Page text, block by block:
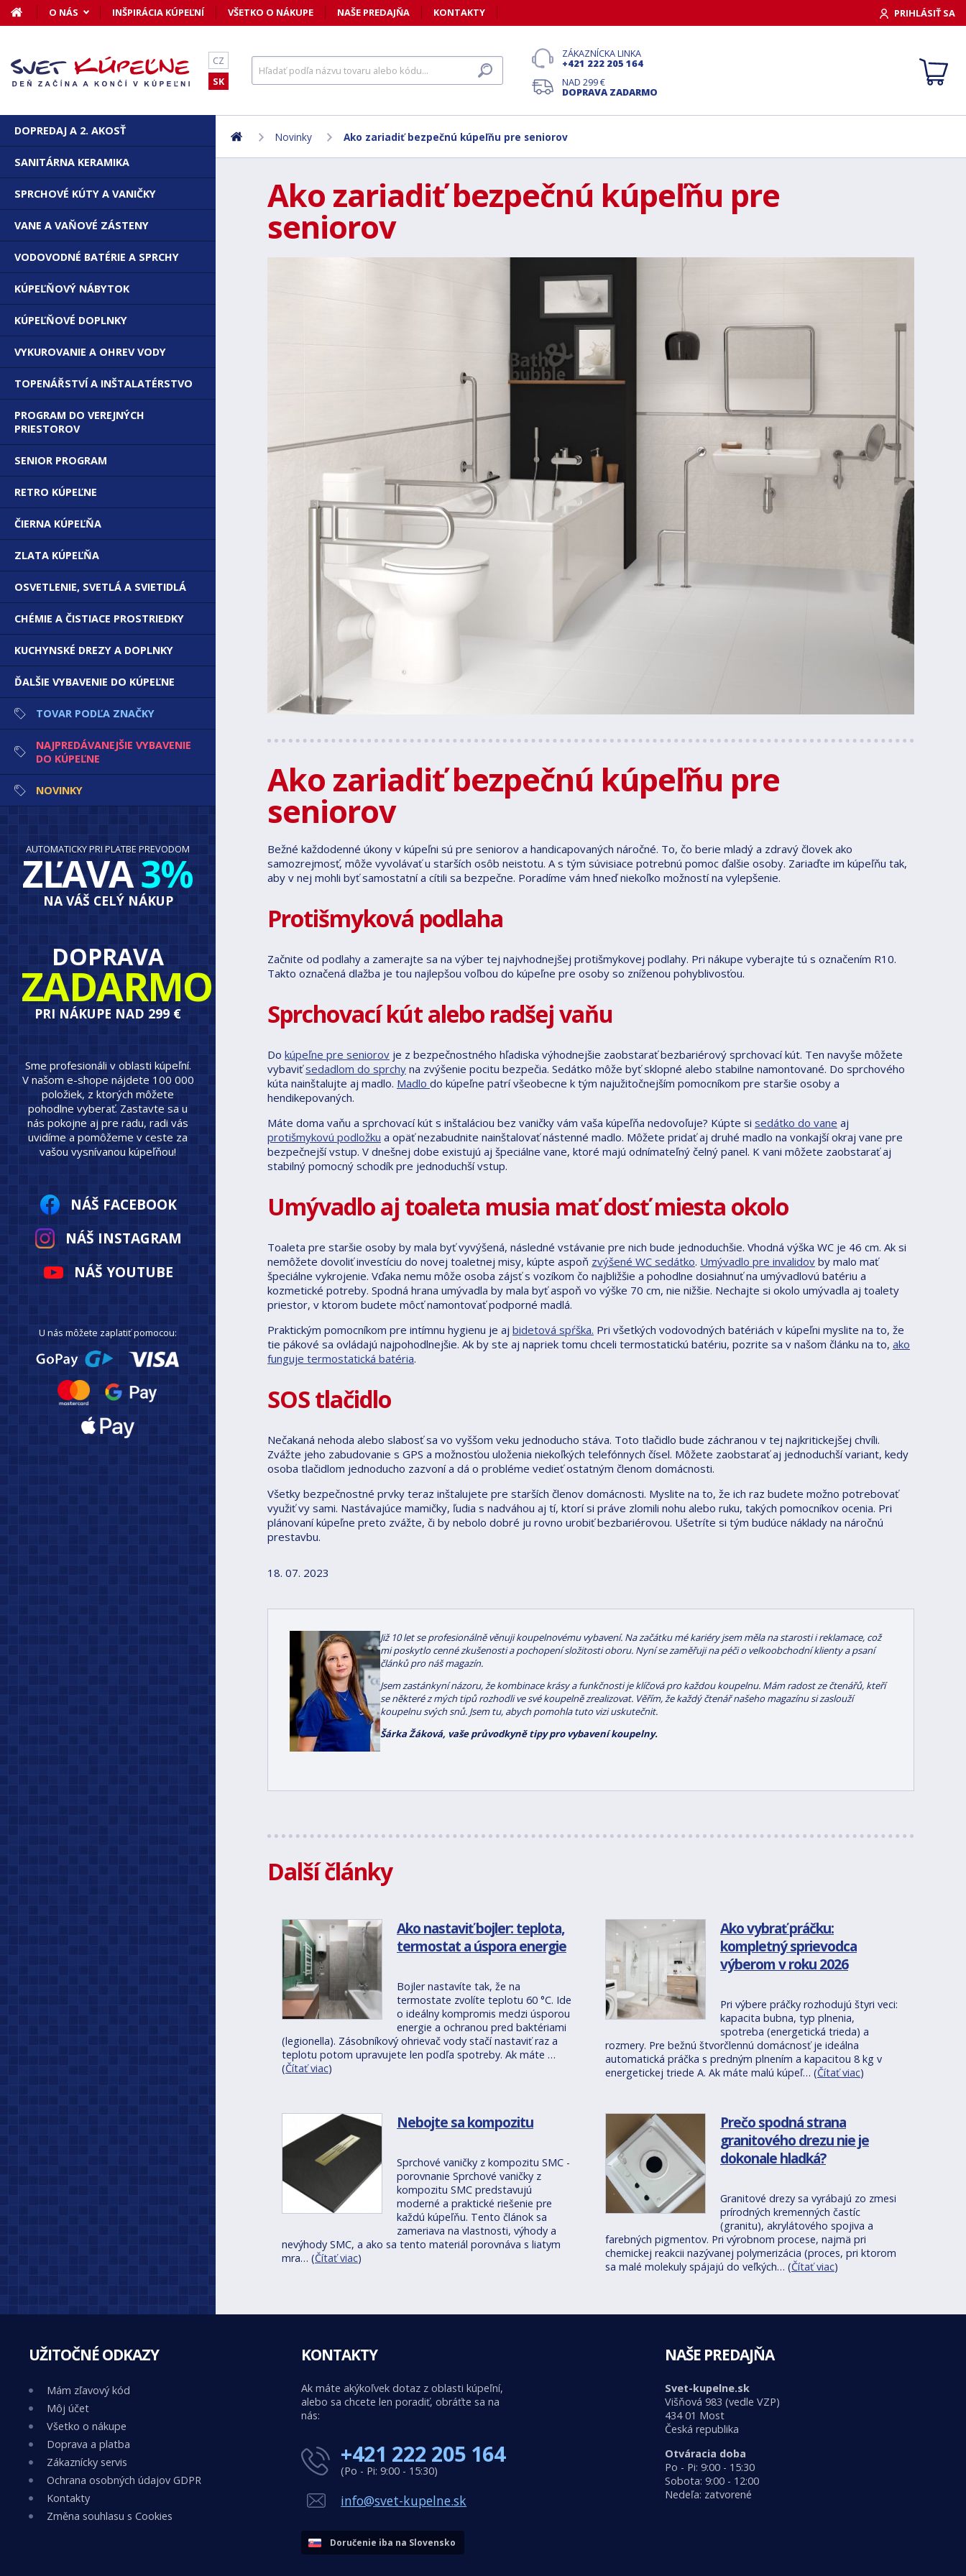
O NÁS INŠPIRÁCIA KÚPEĽNÍ VŠETKO O NÁKUPE NAŠE PREDAJŇA KONTAKTY PRIHLÁSIŤ SA
CZ
SK
ZÁKAZNÍCKA LINKA
+421 222 205 164
NAD 299 €
DOPRAVA ZADARMO
Novinky Ako zariadiť bezpečnú kúpeľňu pre seniorov
Ako zariadiť bezpečnú kúpeľňu pre
seniorov
Ako zariadiť bezpečnú kúpeľňu pre
seniorov
Bežné každodenné úkony v kúpeľni sú pre seniorov a handicapovaných náročné. To, čo berie mladý a zdravý človek ako
samozrejmosť, môže vyvolávať u starších osôb neistotu. A s tým súvisiace potrebnú pomoc ďalšie osoby. Zariaďte im kúpeľňu tak,
aby v nej mohli byť samostatní a cítili sa bezpečne. Poradíme vám hneď niekoľko možností na vylepšenie.
Protišmyková podlaha
Začnite od podlahy a zamerajte sa na výber tej najvhodnejšej protišmykovej podlahy. Pri nákupe vyberajte tú s označením R10.
Takto označená dlažba je tou najlepšou voľbou do kúpeľne pre osoby so zníženou pohyblivosťou.
Sprchovací kút alebo radšej vaňu
Do kúpeľne pre seniorov je z bezpečnostného hľadiska výhodnejšie zaobstarať bezbariérový sprchovací kút. Ten navyše môžete
vybaviťsedadlom do sprchy na zvýšenie pocitu bezpečia. Sedátko môže byť sklopné alebo stabilne namontované. Do sprchového
kúta nainštalujte aj madlo. Madlo do kúpeľne patrí všeobecne k tým najužitočnejším pomocníkom pre staršie osoby a
hendikepovaných.
Máte doma vaňu a sprchovací kút s inštaláciou bez vaničky vám vaša kúpeľňa nedovoľuje? Kúpte si sedátko do vane aj
protišmykovú podložku a opäť nezabudnite nainštalovať nástenné madlo. Môžete pridať aj druhé madlo na vonkajší okraj vane pre
bezpečnejší vstup. V dnešnej dobe existujú aj špeciálne vane, ktoré majú odnímateľný čelný panel. K vani môžete zaobstarať aj
stabilný pomocný schodík pre jednoduchší vstup.
Umývadlo aj toaleta musia mať dosť miesta okolo
Toaleta pre staršie osoby by mala byť vyvýšená, následné vstávanie pre nich bude jednoduchšie. Vhodná výška WC je 46 cm. Ak si
nemôžete dovoliť investíciu do novej toaletnej misy, kúpte aspoň zvýšené WC sedátko. Umývadlo pre invalidov by malo mať
špeciálne vykrojenie. Vďaka nemu môže osoba zájsť s vozíkom čo najbližšie a pohodlne dosiahnuť na umývadlovú batériu a
kozmetické potreby. Spodná hrana umývadla by mala byť aspoň vo výške 70 cm, nie nižšie. Nechajte si okolo umývadla aj toalety
priestor, v ktorom budete môcť namontovať podporné madlá.
Praktickým pomocníkom pre intímnu hygienu je aj bidetová spŕška. Pri všetkých vodovodných batériách v kúpeľni myslite na to, že
tie pákové sa ovládajú najpohodlnejšie. Ak by ste aj napriek tomu chceli termostatickú batériu, pozrite sa v našom článku na to, ako
funguje termostatická batéria.
SOS tlačidlo
Nečakaná nehoda alebo slabosť sa vo vyššom veku jednoducho stáva. Toto tlačidlo bude záchranou v tej najkritickejšej chvíli.
Zvážte jeho zabudovanie s GPS a možnosťou uloženia niekoľkých telefónnych čísel. Môžete zaobstarať aj jednoduchší variant, kedy
osoba tlačidlom jednoducho zazvoní a dá o probléme vedieť ostatným členom domácnosti.
Všetky bezpečnostné prvky teraz inštalujete pre starších členov domácnosti. Myslite na to, že ich raz budete možno potrebovať
využiť vy sami. Nastávajúce mamičky, ľudia s nadváhou aj tí, ktorí si práve zlomili nohu alebo ruku, takých pomocníkov ocenia. Pri
plánovaní kúpeľne preto zvážte, či by nebolo dobré ju rovno urobiť bezbariérovou. Ušetríte si tým budúce náklady na náročnú
prestavbu.
18. 07. 2023
Již 10 let se profesionálně věnuji koupelnovému vybavení. Na začátku mé kariéry jsem měla na starosti i reklamace, což
mi poskytlo cenné zkušenosti a pochopení složitosti oboru. Nyní se zaměřuji na péči o velkoobchodní klienty a psaní
článků pro náš magazín.
Jsem zastánkyní názoru, že kombinace krásy a funkčnosti je klíčová pro každou koupelnu. Mám radost ze čtenářů, kteří
se některé z mých tipů rozhodli ve své koupelně zrealizovat. Věřím, že každý čtenář našeho magazínu si zaslouží
koupelnu svých snů. Jsem tu, abych pomohla tuto vizi uskutečnit.
Šárka Žáková, vaše průvodkyně tipy pro vybavení koupelny.
Další články
Ako nastaviť bojler: teplota,
termostat a úspora energie
Bojler nastavíte tak, že na
termostate zvolíte teplotu 60 °C. Ide
o ideálny kompromis medzi úsporou
energie a ochranou pred baktériami
(legionella). Zásobníkový ohrievač vody stačí nastaviť raz a
teplotu potom upravujete len podľa spotreby. Ak máte …
(Čítať viac)
Ako vybrať práčku:
kompletný sprievodca
výberom v roku 2026
Pri výbere práčky rozhodujú štyri veci:
kapacita bubna, typ plnenia,
spotreba (energetická trieda) a
rozmery. Pre bežnú štvorčlennú domácnosť je ideálna
automatická práčka s predným plnením a kapacitou 8 kg v
energetickej triede A. Ak máte malú kúpeľ… (Čítať viac)
Nebojte sa kompozitu
Sprchové vaničky z kompozitu SMC -
porovnanie Sprchové vaničky z
kompozitu SMC predstavujú
moderné a praktické riešenie pre
každú kúpeľňu. Tento článok sa
zameriava na vlastnosti, výhody a
nevýhody SMC, a ako sa tento materiál porovnáva s liatym
mra… (Čítať viac)
Prečo spodná strana
granitového drezu nie je
dokonale hladká?
Granitové drezy sa vyrábajú zo zmesi
prírodných kremenných častíc
(granitu), akrylátového spojiva a
farebných pigmentov. Pri výrobnom procese, najmä pri
chemickej reakcii nazývanej polymerizácia (proces, pri ktorom
sa malé molekuly spájajú do veľkých… (Čítať viac)
DOPREDAJ A 2. AKOSŤ
SANITÁRNA KERAMIKA
SPRCHOVÉ KÚTY A VANIČKY
VANE A VAŇOVÉ ZÁSTENY
VODOVODNÉ BATÉRIE A SPRCHY
KÚPEĽŇOVÝ NÁBYTOK
KÚPEĽŇOVÉ DOPLNKY
VYKUROVANIE A OHREV VODY
TOPENÁŘSTVÍ A INŠTALATÉRSTVO
PROGRAM DO VEREJNÝCH
PRIESTOROV
SENIOR PROGRAM
RETRO KÚPEĽNE
ČIERNA KÚPEĽŇA
ZLATA KÚPEĽŇA
OSVETLENIE, SVETLÁ A SVIETIDLÁ
CHÉMIE A ČISTIACE PROSTRIEDKY
KUCHYNSKÉ DREZY A DOPLNKY
ĎALŠIE VYBAVENIE DO KÚPEĽNE
TOVAR PODĽA ZNAČKY
NAJPREDÁVANEJŠIE VYBAVENIE
DO KÚPEĽNE
NOVINKY
AUTOMATICKY PRI PLATBE PREVODOM
ZĽAVA3%
NA VÁŠ CELÝ NÁKUP
DOPRAVA
ZADARMO
PRI NÁKUPE NAD 299 €
Sme profesionáli v oblasti kúpeľní.
V našom e-shope nájdete 100 000
položiek, z ktorých môžete
pohodlne vyberať. Zastavte sa u
nás pokojne aj pre radu, radi vás
uvidíme a pomôžeme v ceste za
vašou vysnívanou kúpeľňou!
NÁŠ FACEBOOK
NÁŠ INSTAGRAM
NÁŠ YOUTUBE
U nás môžete zaplatiť pomocou:
UŽITOČNÉ ODKAZY
Mám zľavový kód
Môj účet
Všetko o nákupe
Doprava a platba
Zákaznícky servis
Ochrana osobných údajov GDPR
Kontakty
Změna souhlasu s Cookies
KONTAKTY
Ak máte akýkoľvek dotaz z oblasti kúpeľní,
alebo sa chcete len poradiť, obráťte sa na
nás:
+421 222 205 164
(Po - Pi: 9:00 - 15:30)
info@svet-kupelne.sk
Doručenie iba na Slovensko
NAŠE PREDAJŇA
Svet-kupelne.sk
Višňová 983 (vedle VZP)
434 01 Most
Česká republika
Otváracia doba
Po - Pi: 9:00 - 15:30
Sobota: 9:00 - 12:00
Nedeľa: zatvorené